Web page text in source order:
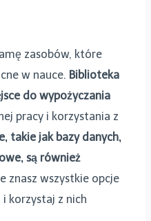
zasobów, które
w nauce. Biblioteka
do wypożyczania
pracy i korzystania z
takie jak bazy danych,
są również
znasz wszystkie opcje
korzystaj z nich